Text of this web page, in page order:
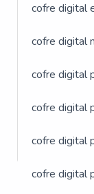
cofre digital
cofre digital
cofre digital
cofre digital
cofre digital
cofre digital